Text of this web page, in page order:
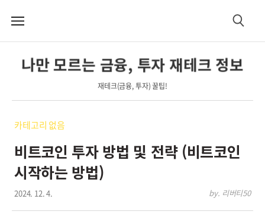
메
검
나만 모르는 금융, 투자 재테크 정보
재테크(금융, 투자) 꿀팁!
카테고리 없음
비트코인 투자 방법 및 전략 (비트코인
시작하는 방법)
2024. 12. 4. by. 리버티50